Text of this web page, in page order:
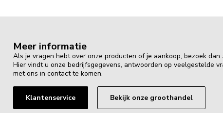
Meer informatie
Als je vragen hebt over onze producten of je aankoop, bezoek
Hier vindt u onze bedrijfsgegevens, antwoorden op veelgestelde
met ons in contact te komen.
Klantenservice Bekijk onze groothandel